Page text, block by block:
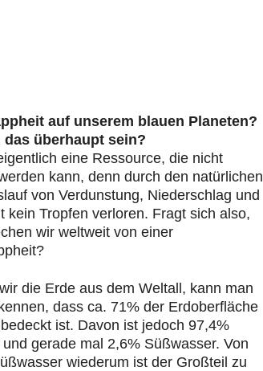
auf unserem blauen Planeten?
das überhaupt sein?
eine Ressource, die nicht
kann, denn durch den natürlichen
von Verdunstung, Niederschlag und
kein Tropfen verloren. Fragt sich also,
wir weltweit von einer
die Erde aus dem Weltall, kann man
dass ca. 71% der Erdoberfläche
ist. Davon ist jedoch 97,4%
gerade mal 2,6% Süßwasser. Von
wiederum ist der Großteil zu